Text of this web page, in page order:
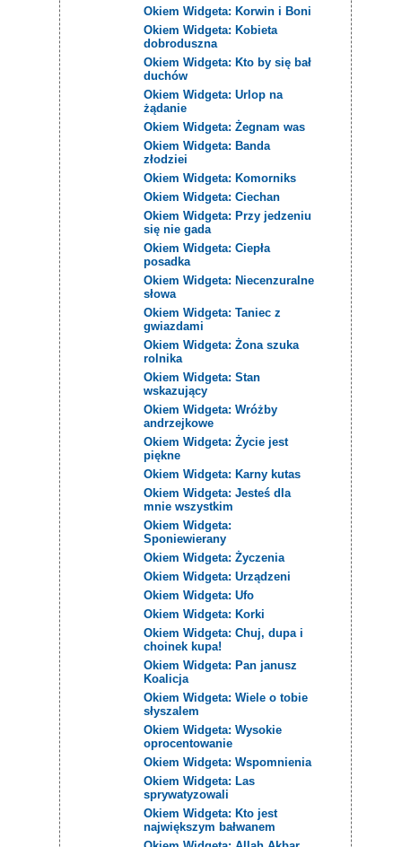
Okiem Widgeta: Korwin i Boni
Okiem Widgeta: Kobieta
dobroduszna
Okiem Widgeta: Kto by się bał
duchów
Okiem Widgeta: Urlop na
żądanie
Okiem Widgeta: Żegnam was
Okiem Widgeta: Banda
złodziei
Okiem Widgeta: Komorniks
Okiem Widgeta: Ciechan
Okiem Widgeta: Przy jedzeniu
się nie gada
Okiem Widgeta: Ciepła
posadka
Okiem Widgeta: Niecenzuralne
słowa
Okiem Widgeta: Taniec z
gwiazdami
Okiem Widgeta: Żona szuka
rolnika
Okiem Widgeta: Stan
wskazujący
Okiem Widgeta: Wróżby
andrzejkowe
Okiem Widgeta: Życie jest
piękne
Okiem Widgeta: Karny kutas
Okiem Widgeta: Jesteś dla
mnie wszystkim
Okiem Widgeta:
Sponiewierany
Okiem Widgeta: Życzenia
Okiem Widgeta: Urządzeni
Okiem Widgeta: Ufo
Okiem Widgeta: Korki
Okiem Widgeta: Chuj, dupa i
choinek kupa!
Okiem Widgeta: Pan janusz
Koalicja
Okiem Widgeta: Wiele o tobie
słyszalem
Okiem Widgeta: Wysokie
oprocentowanie
Okiem Widgeta: Wspomnienia
Okiem Widgeta: Las
sprywatyzowali
Okiem Widgeta: Kto jest
największym bałwanem